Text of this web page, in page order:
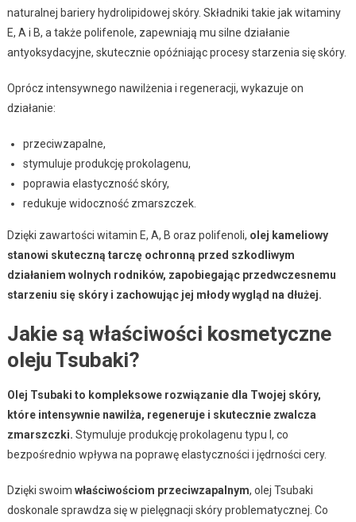
naturalnej bariery hydrolipidowej skóry. Składniki takie jak witaminy
E, A i B, a także polifenole, zapewniają mu silne działanie
antyoksydacyjne, skutecznie opóźniając procesy starzenia się skóry.
Oprócz intensywnego nawilżenia i regeneracji, wykazuje on
działanie:
przeciwzapalne,
stymuluje produkcję prokolagenu,
poprawia elastyczność skóry,
redukuje widoczność zmarszczek.
Dzięki zawartości witamin E, A, B oraz polifenoli, olej kameliowy
stanowi skuteczną tarczę ochronną przed szkodliwym
działaniem wolnych rodników, zapobiegając przedwczesnemu
starzeniu się skóry i zachowując jej młody wygląd na dłużej.
Jakie są właściwości kosmetyczne
oleju Tsubaki?
Olej Tsubaki to kompleksowe rozwiązanie dla Twojej skóry,
które intensywnie nawilża, regeneruje i skutecznie zwalcza
zmarszczki. Stymuluje produkcję prokolagenu typu I, co
bezpośrednio wpływa na poprawę elastyczności i jędrności cery.
Dzięki swoim właściwościom przeciwzapalnym, olej Tsubaki
doskonale sprawdza się w pielęgnacji skóry problematycznej. Co